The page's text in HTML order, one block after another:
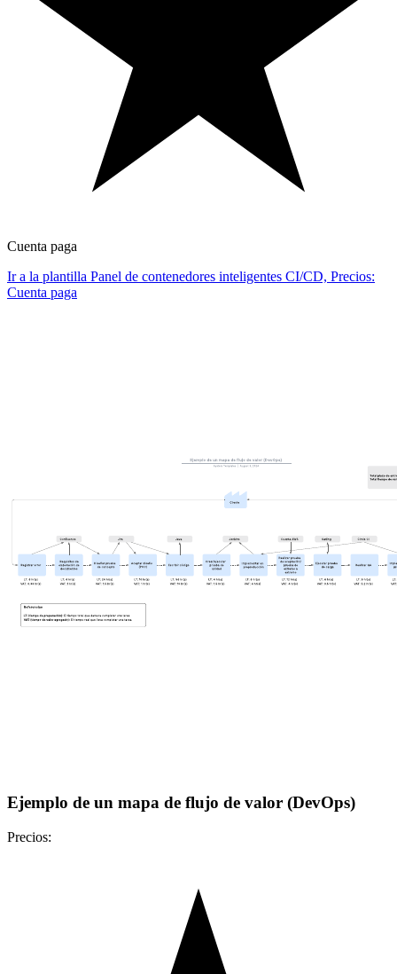
Cuenta paga
Ir a la plantilla Panel de contenedores inteligentes CI/CD, Precios:
Cuenta paga
Ejemplo de un mapa de flujo de valor (DevOps)
Precios: